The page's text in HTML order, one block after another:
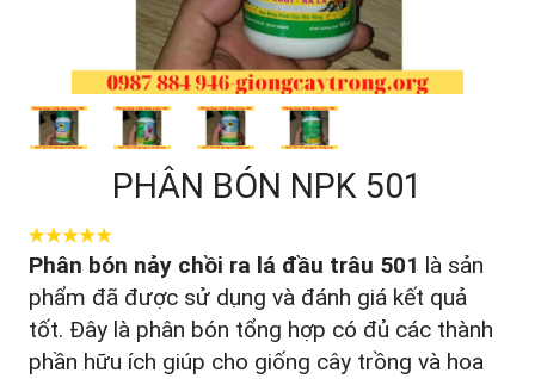
PHÂN BÓN NPK 501
Phân bón nảy chồi ra lá đầu trâu 501 là sản
phẩm đã được sử dụng và đánh giá kết quả
tốt. Đây là phân bón tổng hợp có đủ các thành
phần hữu ích giúp cho giống cây trồng và hoa